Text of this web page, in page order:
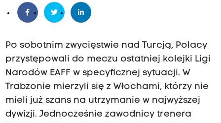
Po sobotnim zwycięstwie nad Turcją, Polacy
przystępowali do meczu ostatniej kolejki Ligi
Narodów EAFF w specyficznej sytuacji. W
Trabzonie mierzyli się z Włochami, którzy nie
mieli już szans na utrzymanie w najwyższej
dywizji. Jednocześnie zawodnicy trenera